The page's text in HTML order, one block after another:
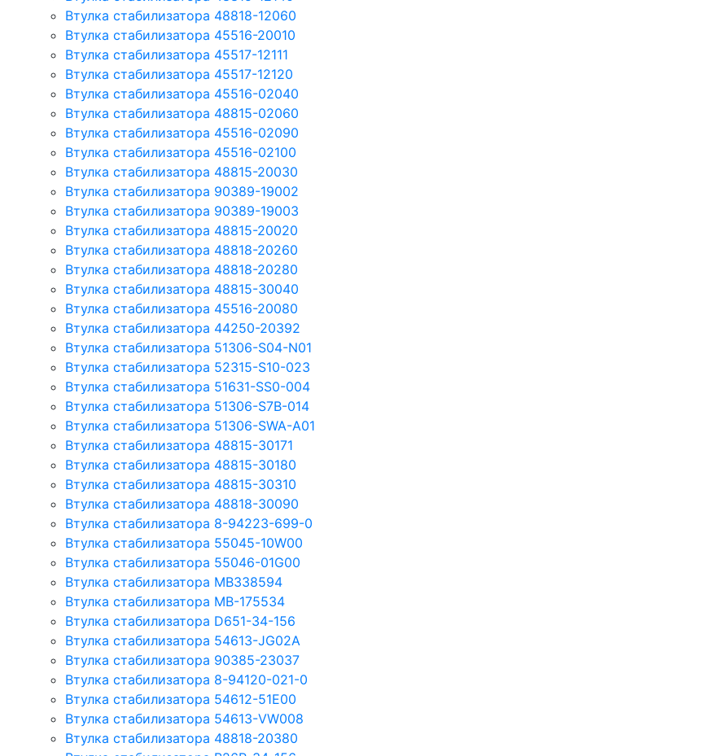
Втулка стабилизатора 48818-12060
Втулка стабилизатора 45516-20010
Втулка стабилизатора 45517-12111
Втулка стабилизатора 45517-12120
Втулка стабилизатора 45516-02040
Втулка стабилизатора 48815-02060
Втулка стабилизатора 45516-02090
Втулка стабилизатора 45516-02100
Втулка стабилизатора 48815-20030
Втулка стабилизатора 90389-19002
Втулка стабилизатора 90389-19003
Втулка стабилизатора 48815-20020
Втулка стабилизатора 48818-20260
Втулка стабилизатора 48818-20280
Втулка стабилизатора 48815-30040
Втулка стабилизатора 45516-20080
Втулка стабилизатора 44250-20392
Втулка стабилизатора 51306-S04-N01
Втулка стабилизатора 52315-S10-023
Втулка стабилизатора 51631-SS0-004
Втулка стабилизатора 51306-S7B-014
Втулка стабилизатора 51306-SWA-A01
Втулка стабилизатора 48815-30171
Втулка стабилизатора 48815-30180
Втулка стабилизатора 48815-30310
Втулка стабилизатора 48818-30090
Втулка стабилизатора 8-94223-699-0
Втулка стабилизатора 55045-10W00
Втулка стабилизатора 55046-01G00
Втулка стабилизатора MB338594
Втулка стабилизатора MB-175534
Втулка стабилизатора D651-34-156
Втулка стабилизатора 54613-JG02A
Втулка стабилизатора 90385-23037
Втулка стабилизатора 8-94120-021-0
Втулка стабилизатора 54612-51E00
Втулка стабилизатора 54613-VW008
Втулка стабилизатора 48818-20380